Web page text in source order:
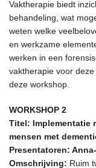
Vaktherapie biedt
behandeling, wat
weten welke
en werkzame
werken in een
vaktherapie voor
deze workshop.
WORKSHOP 2
Titel: Implementatie
mensen met
Presentatoren:
Omschrijving: Ruim